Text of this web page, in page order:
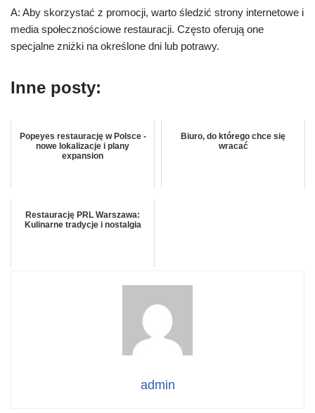
A: Aby skorzystać z promocji, warto śledzić strony internetowe i
media społecznościowe restauracji. Często oferują one
specjalne zniżki na określone dni lub potrawy.
Inne posty:
Popeyes restaurację w Polsce -
nowe lokalizacje i plany
expansion
Biuro, do którego chce się
wracać
Restaurację PRL Warszawa:
Kulinarne tradycje i nostalgia
admin